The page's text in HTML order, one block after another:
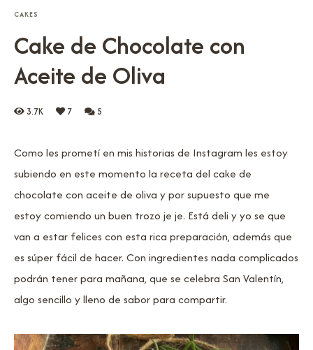
CAKES
Cake de Chocolate con
Aceite de Oliva
3.7K 7 5
Como les prometí en mis historias de Instagram les estoy
subiendo en este momento la receta del cake de
chocolate con aceite de oliva y por supuesto que me
estoy comiendo un buen trozo je je. Está deli y yo se que
van a estar felices con esta rica preparación, además que
es súper fácil de hacer. Con ingredientes nada complicados
podrán tener para mañana, que se celebra San Valentín,
algo sencillo y lleno de sabor para compartir.